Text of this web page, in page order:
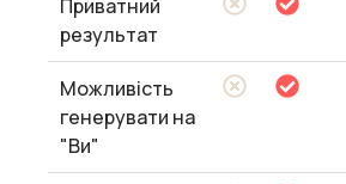
Приватний
результат
Можливість
генерувати на
"Ви"